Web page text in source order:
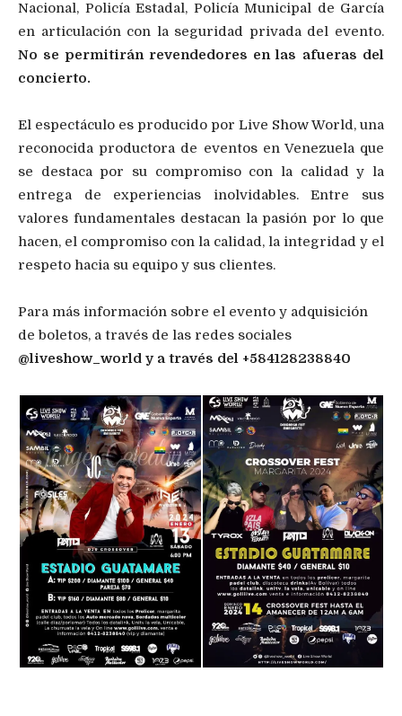
Nacional, Policía Estadal, Policía Municipal de García
en articulación con la seguridad privada del evento.
No se permitirán revendedores en las afueras del
concierto.
El espectáculo es producido por Live Show World, una
reconocida productora de eventos en Venezuela que
se destaca por su compromiso con la calidad y la
entrega de experiencias inolvidables. Entre sus
valores fundamentales destacan la pasión por lo que
hacen, el compromiso con la calidad, la integridad y el
respeto hacia su equipo y sus clientes.
Para más información sobre el evento y adquisición
de boletos, a través de las redes sociales
@liveshow_world y a través del +584128238840